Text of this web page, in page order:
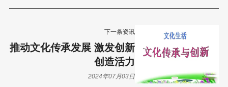
下一条资讯
推动文化传承发展 激发创新
创造活力
2024年07月03日